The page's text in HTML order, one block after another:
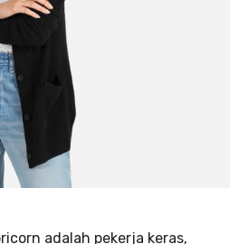
adalah pekerja keras,